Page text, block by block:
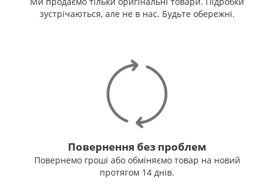
зустрічаються, але не в нас. Будьте обережні.
Повернення без проблем
Повернемо гроші або обміняємо товар на новий
протягом 14 днів.